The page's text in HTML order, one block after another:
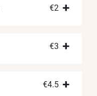
€2
€3
€4.5